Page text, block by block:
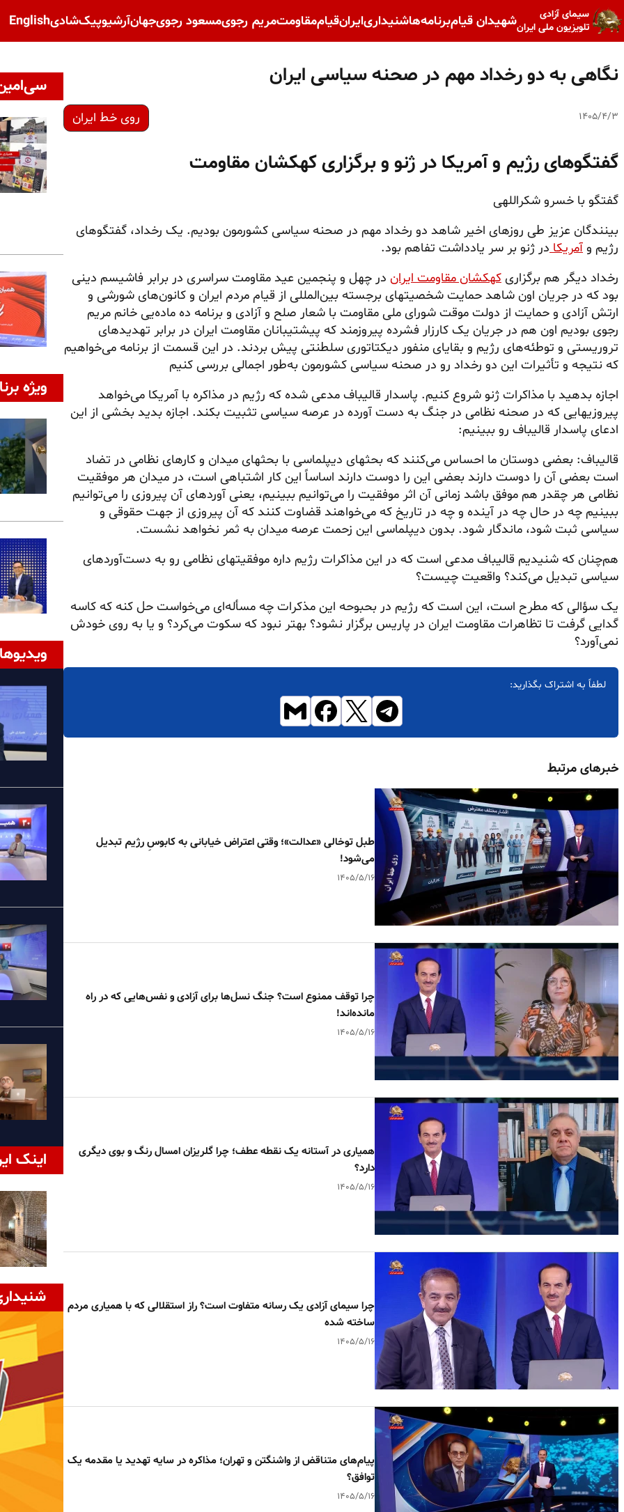
سیمای آزادی
تلویزیون ملی ایرانشهیدان قیامبرنامه‌هاشنیداریایرانقیاممقاومتمریم رجویمسعود رجویجهانآرشیوپیک‌شادیEnglish
نگاهی به دو رخداد مهم در صحنه سیاسی ایران
۱۴۰۵/۴/۳ روی خط ایران
گفتگوهای رژیم و آمریکا در ژنو و برگزاری کهکشان مقاومت
گفتگو با خسرو شکراللهی
بینندگان عزیز طی روزهای اخیر شاهد دو رخداد مهم در صحنه سیاسی کشورمون بودیم. یک رخداد، گفتگوهای
رژیم و آمریکادر ژنو بر سر یادداشت تفاهم بود.
رخداد دیگر هم برگزاری کهکشان مقاومت ایران در چهل و پنجمین عید مقاومت سراسری در برابر فاشیسم دینی
بود که در جریان اون شاهد حمایت شخصیتهای برجسته بین‌المللی از قیام مردم ایران و کانون‌های شورشی و
ارتش آزادی و حمایت از دولت موقت شورای ملی مقاومت با شعار صلح و آزادی و برنامه ده ماده‌یی خانم مریم
رجوی بودیم اون هم در جریان یک کارزار فشرده پیروزمند که پیشتیبانان مقاومت ایران در برابر تهدیدهای
تروریستی و توطئه‌های رژیم و بقایای منفور دیکتاتوری سلطنتی پیش بردند. در این قسمت از برنامه می‌خواهیم
که نتیجه و تأثیرات این دو رخداد رو در صحنه سیاسی کشورمون به‌طور اجمالی بررسی کنیم
اجازه بدهید با مذاکرات ژنو شروع کنیم. پاسدار قالیباف مدعی شده که رژیم در مذاکره با آمریکا می‌خواهد
پیروزیهایی که در صحنه نظامی در جنگ به دست آورده در عرصه سیاسی تثبیت بکند. اجازه بدید بخشی از این
ادعای پاسدار قالیباف رو ببینیم:
قالیباف: بعضی دوستان ما احساس می‌کنند که بحثهای دیپلماسی با بحثهای میدان و کارهای نظامی در تضاد
است بعضی آن را دوست دارند بعضی این را دوست دارند اساساً این کار اشتباهی است، در میدان هر موفقیت
نظامی هر چقدر هم موفق باشد زمانی آن اثر موفقیت را می‌توانیم ببینیم، یعنی آوردهای آن پیروزی را می‌توانیم
ببینیم چه در حال چه در آینده و چه در تاریخ که می‌خواهند قضاوت کنند که آن پیروزی از جهت حقوقی و
سیاسی ثبت شود، ماندگار شود. بدون دیپلماسی این زحمت عرصه میدان به ثمر نخواهد نشست.
هم‌چنان که شنیدیم قالیباف مدعی است که در این مذاکرات رژیم داره موفقیتهای نظامی رو به دست‌آوردهای
سیاسی تبدیل می‌کند؟ واقعیت چیست؟
یک سؤالی که مطرح است، این است که رژیم در بحبوحه این مذکرات چه مسأله‌ای می‌خواست حل کنه که کاسه
گدایی گرفت تا تظاهرات مقاومت ایران در پاریس برگزار نشود؟ بهتر نبود که سکوت می‌کرد؟ و یا به روی خودش
نمی‌آورد؟
لطفاً به اشتراک بگذارید:
خبرهای مرتبط
طبل توخالی «عدالت»؛ وقتی اعتراض خیابانی به کابوسِ رژیم تبدیل
می‌شود!
۱۴۰۵/۵/۱۶
چرا توقف ممنوع است؟ جنگ نسل‌ها برای آزادی و نفس‌هایی که در راه
مانده‌اند!
۱۴۰۵/۵/۱۶
همیاری در آستانه یک نقطه عطف؛ چرا گلریزان امسال رنگ و بوی دیگری
دارد؟
۱۴۰۵/۵/۱۶
چرا سیمای آزادی یک رسانه متفاوت است؟ راز استقلالی که با همیاری مردم
ساخته شده
۱۴۰۵/۵/۱۶
پیام‌های متناقض از واشنگتن و تهران؛ مذاکره در سایه تهدید یا مقدمه یک
توافق؟
۱۴۰۵/۵/۱۶
ویژه
اینک